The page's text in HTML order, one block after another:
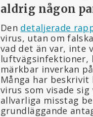
aldrig någon
Den detaljerade
virus, utan om
vad det än var, inte
luftvägsinfektioner,
märkbar inverkan
Många har
virus som visade
allvarliga misstag
grundläggande